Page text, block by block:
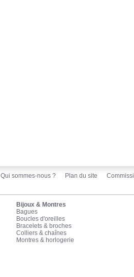
Qui sommes-nous ? Plan du site
Bijoux & Montres
Bagues
Boucles d'oreilles
Bracelets & broches
Colliers & chaînes
Montres & horlogerie